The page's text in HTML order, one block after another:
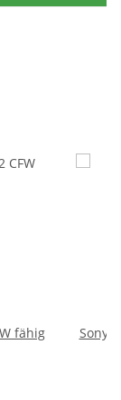
fähig
Sony